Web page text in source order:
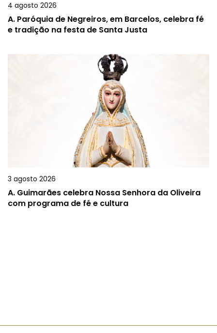
4 agosto 2026
A. Paróquia de Negreiros, em Barcelos, celebra fé
e tradição na festa de Santa Justa
3 agosto 2026
A. Guimarães celebra Nossa Senhora da Oliveira
com programa de fé e cultura